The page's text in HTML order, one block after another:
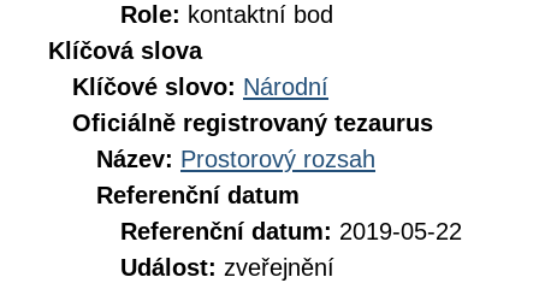
Role: kontaktní bod
Klíčová slova
Klíčové slovo: Národní
Oficiálně registrovaný tezaurus
Název: Prostorový rozsah
Referenční datum
Referenční datum: 2019-05-22
Událost: zveřejnění